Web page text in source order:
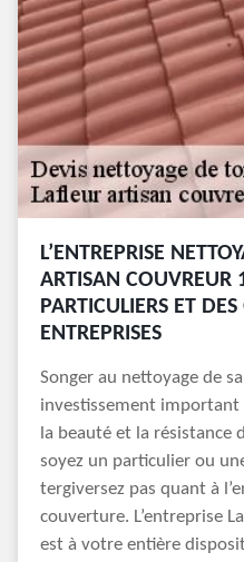
L’ENTREPRISE
ARTISAN COUVREUR
PARTICULIERS ET
ENTREPRISES
Songer au nettoyage de
investissement important
la beauté et la résistance
soyez un particulier ou
tergiversez pas quant à
couverture. L’entreprise
est à votre entière